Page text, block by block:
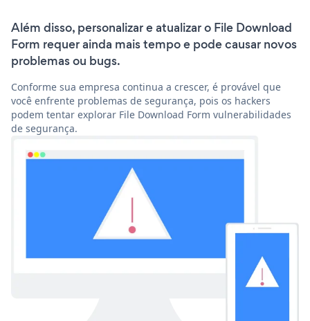
Além disso, personalizar e atualizar o File Download
Form requer ainda mais tempo e pode causar novos
problemas ou bugs.
Conforme sua empresa continua a crescer, é provável que
você enfrente problemas de segurança, pois os hackers
podem tentar explorar File Download Form vulnerabilidades
de segurança.